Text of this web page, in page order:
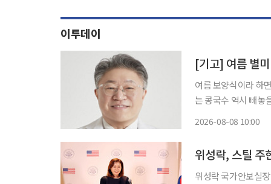
이투데이
[기고] 여름 별미
여름 보양식이라 하
는 콩국수 역시 빼놓
2026-08-08 10:00
위성락, 스틸
위성락 국가안보실장이